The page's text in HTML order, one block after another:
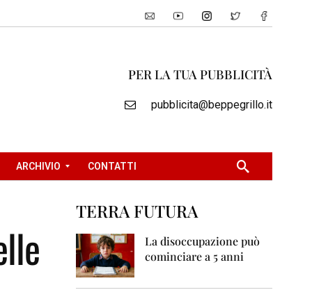
PER LA TUA PUBBLICITÀ
pubblicita@beppegrillo.it
ARCHIVIO
0
CONTATTI
TERRA FUTURA
La disoccupazione può
cominciare a 5 anni